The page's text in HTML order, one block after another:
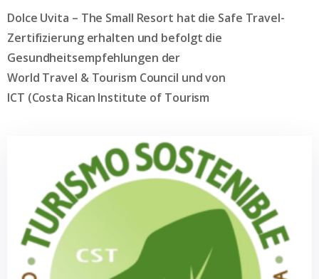
Dolce Uvita – The Small Resort hat die Safe Travel-
Zertifizierung erhalten und befolgt die
Gesundheitsempfehlungen der
World Travel & Tourism Council und von
ICT (Costa Rican Institute of Tourism